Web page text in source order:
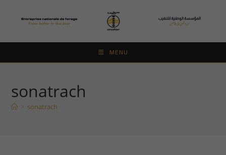
MENU
sonatrach
sonatrach